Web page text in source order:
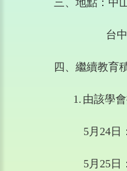
三、 地點：中
台中市
四、 繼續教育
1. 由該學
5月24 日
5月25 日